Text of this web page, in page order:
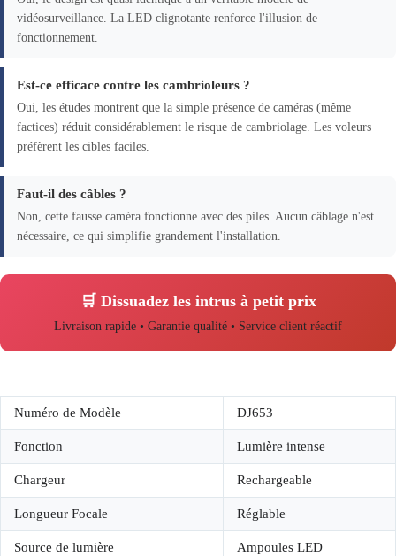
vidéosurveillance. La LED clignotante renforce l'illusion de
fonctionnement.
Est-ce efficace contre les cambrioleurs ?
Oui, les études montrent que la simple présence de caméras (même
factices) réduit considérablement le risque de cambriolage. Les voleurs
préfèrent les cibles faciles.
Faut-il des câbles ?
Non, cette fausse caméra fonctionne avec des piles. Aucun câblage n'est
nécessaire, ce qui simplifie grandement l'installation.
🛒 Dissuadez les intrus à petit prix
Livraison rapide • Garantie qualité • Service client réactif
Numéro de Modèle DJ653
Fonction Lumière intense
Chargeur Rechargeable
Longueur Focale Réglable
Source de lumière Ampoules LED